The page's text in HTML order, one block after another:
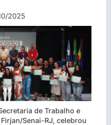
2025
de Trabalho e
Senai-RJ, celebrou